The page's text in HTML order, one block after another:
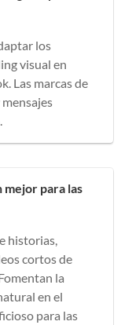
los
visual en
Las marcas de
para las
historias,
cortos de
la
en el
para las